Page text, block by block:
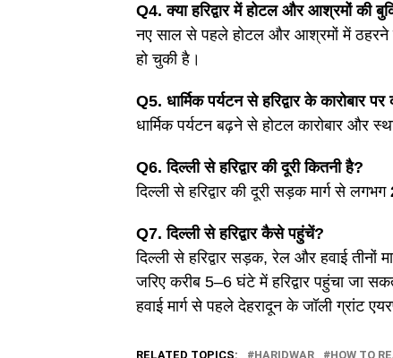
Q4. क्या हरिद्वार में होटल और आश्रमों की
नए साल से पहले होटल और आश्रमों में
हो चुकी है।
Q5. धार्मिक पर्यटन से हरिद्वार के कारोबार
धार्मिक पर्यटन बढ़ने से होटल कारोबार और
Q6. दिल्ली से हरिद्वार की दूरी कितनी है?
दिल्ली से हरिद्वार की दूरी सड़क मार्ग से लगभग
Q7. दिल्ली से हरिद्वार कैसे पहुंचें?
दिल्ली से हरिद्वार सड़क, रेल और हवाई तीनों
जरिए करीब 5–6 घंटे में हरिद्वार पहुंचा जा
हवाई मार्ग से पहले देहरादून के जॉली ग्रांट
RELATED TOPICS: HARIDWAR HOW TO